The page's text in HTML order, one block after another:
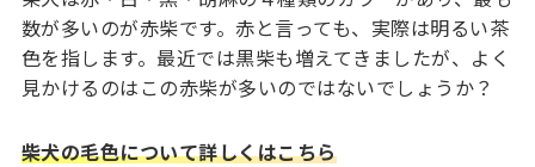
数が多いのが赤柴です。赤と言っても、実際は明るい茶
色を指します。最近では黒柴も増えてきましたが、よく
見かけるのはこの赤柴が多いのではないでしょうか？
柴犬の毛色について詳しくはこちら